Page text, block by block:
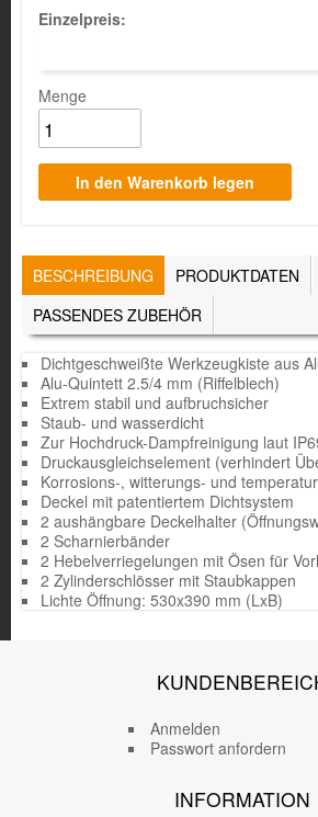
Einzelpreis:
Menge
TABS
BESCHREIBUNG (AKTIVER
REITER)
PRODUKTDATEN
PASSENDES ZUBEHÖR
Dichtgeschweißte Werkzeugkiste aus
Alu-Quintett 2.5/4 mm (Riffelblech)
Extrem stabil und aufbruchsicher
Staub- und wasserdicht
Zur Hochdruck-Dampfreinigung laut
Druckausgleichselement (verhindert
Korrosions-, witterungs- und
Deckel mit patentiertem Dichtsystem
2 aushängbare Deckelhalter
2 Scharnierbänder
2 Hebelverriegelungen mit Ösen für
2 Zylinderschlösser mit Staubkappen
Lichte Öffnung: 530x390 mm (LxB)
Anmelden
Passwort anfordern
INFORMATION